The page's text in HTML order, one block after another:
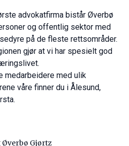
advokatfirma bistår Øverbø
og offentlig sektor med
på de fleste rettsområder.
gjør at vi har spesielt god
medarbeidere med ulik
våre finner du i Ålesund,
Gjørtz